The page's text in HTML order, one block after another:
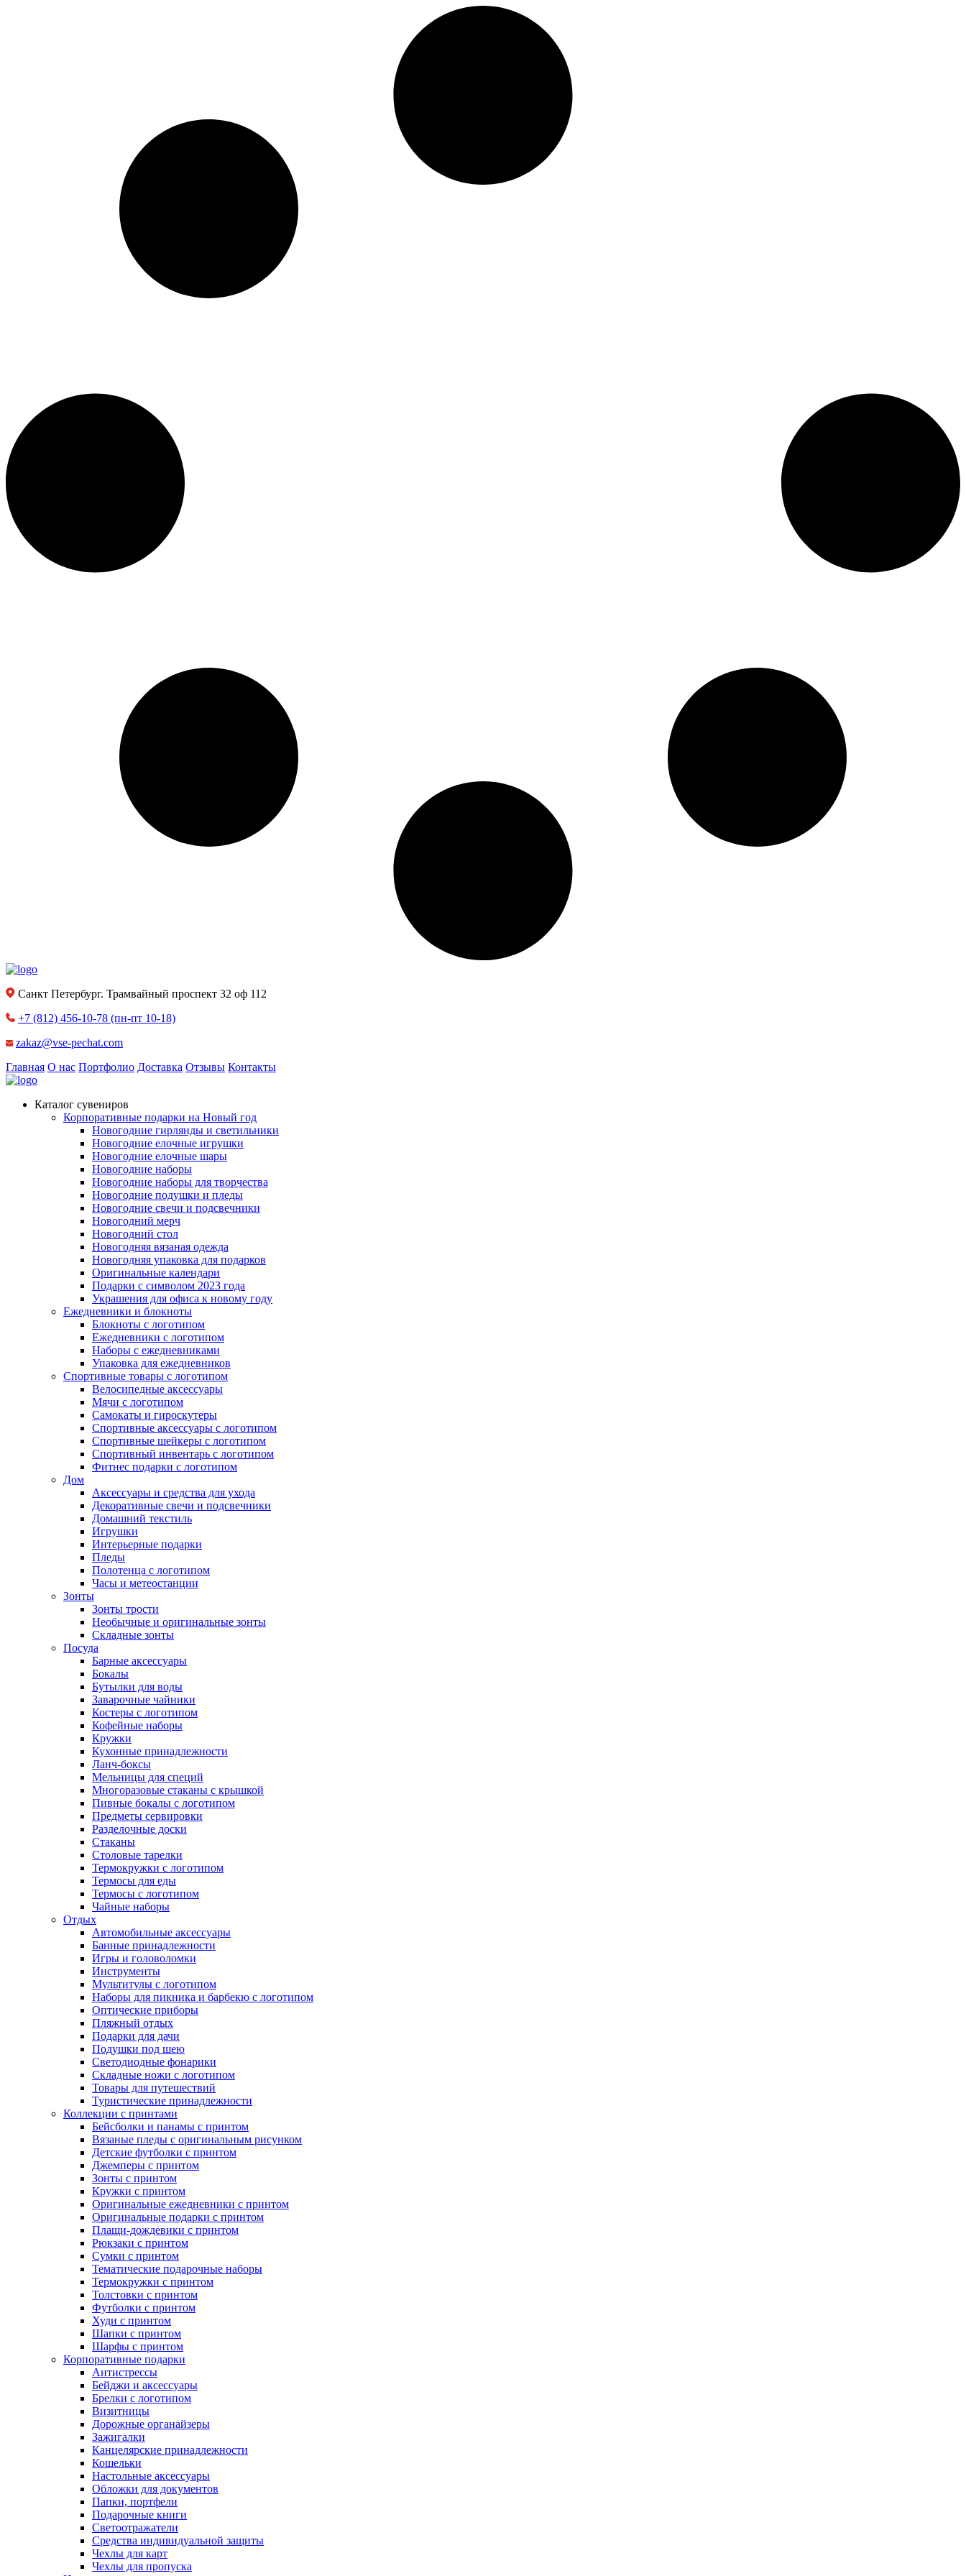
Санкт Петербург. Трамвайный проспект 32 оф 112
+7 (812) 456-10-78 (пн-пт 10-18)
zakaz@vse-pechat.com
Главная О нас Портфолио Доставка Отзывы Контакты
Каталог сувениров
Корпоративные подарки на Новый год
Новогодние гирлянды и светильники
Новогодние елочные игрушки
Новогодние елочные шары
Новогодние наборы
Новогодние наборы для творчества
Новогодние подушки и пледы
Новогодние свечи и подсвечники
Новогодний мерч
Новогодний стол
Новогодняя вязаная одежда
Новогодняя упаковка для подарков
Оригинальные календари
Подарки с символом 2023 года
Украшения для офиса к новому году
Ежедневники и блокноты
Блокноты с логотипом
Ежедневники с логотипом
Наборы с ежедневниками
Упаковка для ежедневников
Спортивные товары с логотипом
Велосипедные аксессуары
Мячи с логотипом
Самокаты и гироскутеры
Спортивные аксессуары с логотипом
Спортивные шейкеры с логотипом
Спортивный инвентарь с логотипом
Фитнес подарки с логотипом
Дом
Аксессуары и средства для ухода
Декоративные свечи и подсвечники
Домашний текстиль
Игрушки
Интерьерные подарки
Пледы
Полотенца с логотипом
Часы и метеостанции
Зонты
Зонты трости
Необычные и оригинальные зонты
Складные зонты
Посуда
Барные аксессуары
Бокалы
Бутылки для воды
Заварочные чайники
Костеры с логотипом
Кофейные наборы
Кружки
Кухонные принадлежности
Ланч-боксы
Мельницы для специй
Многоразовые стаканы с крышкой
Пивные бокалы с логотипом
Предметы сервировки
Разделочные доски
Стаканы
Столовые тарелки
Термокружки с логотипом
Термосы для еды
Термосы с логотипом
Чайные наборы
Отдых
Автомобильные аксессуары
Банные принадлежности
Игры и головоломки
Инструменты
Мультитулы с логотипом
Наборы для пикника и барбекю с логотипом
Оптические приборы
Пляжный отдых
Подарки для дачи
Подушки под шею
Светодиодные фонарики
Складные ножи с логотипом
Товары для путешествий
Туристические принадлежности
Коллекции с принтами
Бейсболки и панамы с принтом
Вязаные пледы с оригинальным рисунком
Детские футболки с принтом
Джемперы с принтом
Зонты с принтом
Кружки с принтом
Оригинальные ежедневники с принтом
Оригинальные подарки с принтом
Плащи-дождевики с принтом
Рюкзаки с принтом
Сумки с принтом
Тематические подарочные наборы
Термокружки с принтом
Толстовки с принтом
Футболки с принтом
Худи с принтом
Шапки с принтом
Шарфы с принтом
Корпоративные подарки
Антистрессы
Бейджи и аксессуары
Брелки с логотипом
Визитницы
Дорожные органайзеры
Зажигалки
Канцелярские принадлежности
Кошельки
Настольные аксессуары
Обложки для документов
Папки, портфели
Подарочные книги
Светоотражатели
Средства индивидуальной защиты
Чехлы для карт
Чехлы для пропуска